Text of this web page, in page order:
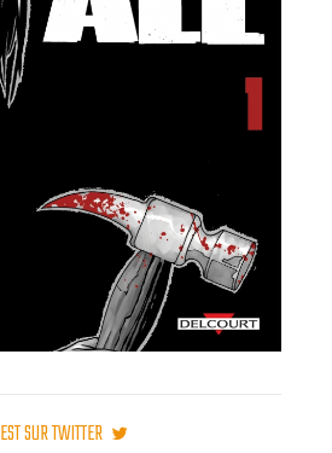
EST SUR TWITTER